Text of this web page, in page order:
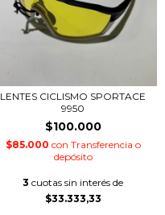
LENTES CICLISMO SPORTACE
9950
$100.000
$85.000 con Transferencia o
depósito
3 cuotas sin interés de
$33.333,33